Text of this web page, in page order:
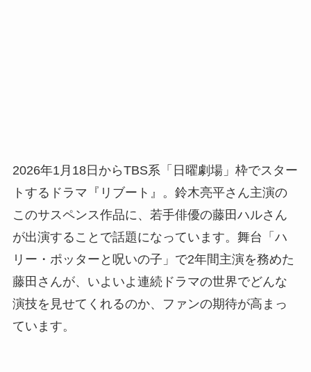
2026年1月18日からTBS系「日曜劇場」枠でスター
トするドラマ『リブート』。鈴木亮平さん主演の
このサスペンス作品に、若手俳優の藤田ハルさん
が出演することで話題になっています。舞台「ハ
リー・ポッターと呪いの子」で2年間主演を務めた
藤田さんが、いよいよ連続ドラマの世界でどんな
演技を見せてくれるのか、ファンの期待が高まっ
ています。